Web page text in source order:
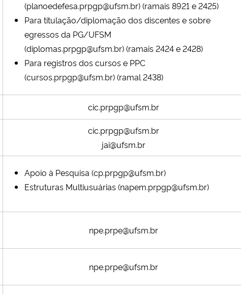
(planoedefesa.prpgp@ufsm.br)(ramais 8921 e 2425)
Para titulação/diplomação dos discentes e sobre
egressos da PG/UFSM
(diplomas.prpgp@ufsm.br)(ramais 2424 e 2428)
Para registros dos cursos e PPC
(cursos.prpgp@ufsm.br)(ramal 2438)
cic.prpgp@ufsm.br
cic.prpgp@ufsm.br
jai@ufsm.br
Apoio à Pesquisa (cp.prpgp@ufsm.br)
Estruturas Multiusuárias (napem.prpgp@ufsm.br)
npe.prpe@ufsm.br
npe.prpe@ufsm.br